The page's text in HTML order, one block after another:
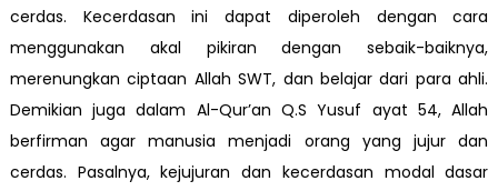
cerdas. Kecerdasan ini dapat diperoleh dengan cara
menggunakan akal pikiran dengan sebaik-baiknya,
merenungkan ciptaan Allah SWT, dan belajar dari para ahli.
Demikian juga dalam Al-Qur’an Q.S Yusuf ayat 54, Allah
berfirman agar manusia menjadi orang yang jujur dan
cerdas. Pasalnya, kejujuran dan kecerdasan modal dasar